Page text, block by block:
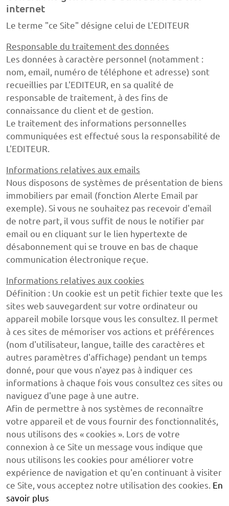
internet
Le terme "ce Site" désigne celui de L'EDITEUR
Responsable du traitement des données
Les données à caractère personnel (notamment :
nom, email, numéro de téléphone et adresse) sont
recueillies par L'EDITEUR, en sa qualité de
responsable de traitement, à des fins de
connaissance du client et de gestion.
Le traitement des informations personnelles
communiquées est effectué sous la responsabilité de
L'EDITEUR.
Informations relatives aux emails
Nous disposons de systèmes de présentation de biens
immobiliers par email (fonction Alerte Email par
exemple). Si vous ne souhaitez pas recevoir d'email
de notre part, il vous suffit de nous le notifier par
email ou en cliquant sur le lien hypertexte de
désabonnement qui se trouve en bas de chaque
communication électronique reçue.
Informations relatives aux cookies
Définition : Un cookie est un petit fichier texte que les
sites web sauvegardent sur votre ordinateur ou
appareil mobile lorsque vous les consultez. Il permet
à ces sites de mémoriser vos actions et préférences
(nom d'utilisateur, langue, taille des caractères et
autres paramètres d'affichage) pendant un temps
donné, pour que vous n'ayez pas à indiquer ces
informations à chaque fois vous consultez ces sites ou
naviguez d'une page à une autre.
Afin de permettre à nos systèmes de reconnaître
votre appareil et de vous fournir des fonctionnalités,
nous utilisons des « cookies ». Lors de votre
connexion à ce Site un message vous indique que
nous utilisons les cookies pour améliorer votre
expérience de navigation et qu'en continuant à visiter
ce Site, vous acceptez notre utilisation des cookies. En
savoir plus